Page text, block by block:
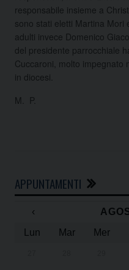
responsabile insieme a
sono stati eletti Martina Mori
adulti invece Domenico
del presidente parrocchiale
Cuccaroni, molto impegnato
in diocesi.
M. P.
APPUNTAMENTI
‹
Lun
Mar Mer